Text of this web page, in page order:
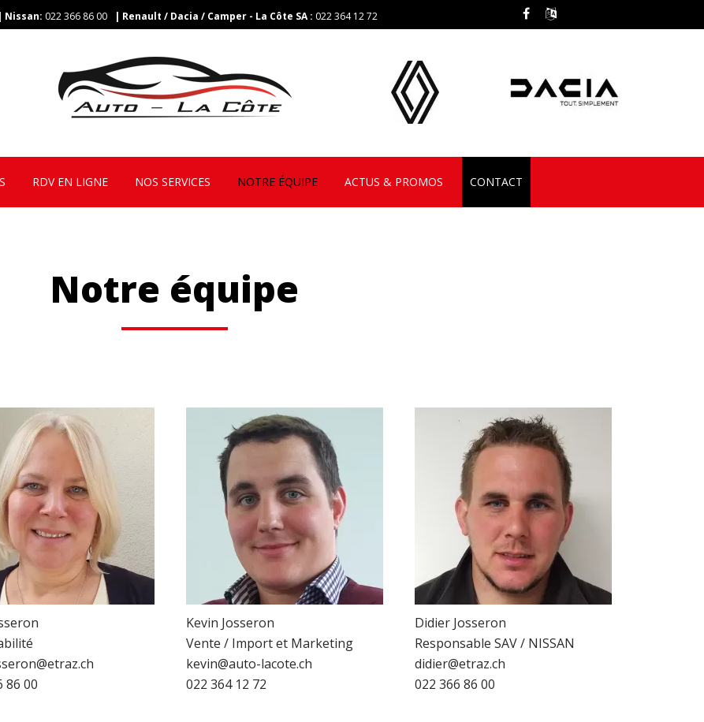
| Nissan: 022 366 86 00 | Renault / Dacia / Camper - La Côte SA : 022 364 12 72
RDV EN LIGNE NOS SERVICES NOTRE ÉQUIPE ACTUS & PROMOS CONTACT
Notre équipe
86 00
Kevin Josseron
Vente / Import et Marketing
kevin@auto-lacote.ch
022 364 12 72
Didier Josseron
Responsable SAV / NISSAN
didier@etraz.ch
022 366 86 00